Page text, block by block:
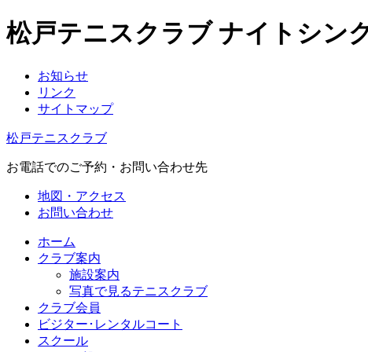
松戸テニスクラブ ナイトシン
お知らせ
リンク
サイトマップ
松戸テニスクラブ
お電話でのご予約・お問い合わせ先
地図・アクセス
お問い合わせ
ホーム
クラブ案内
施設案内
写真で見るテニスクラブ
クラブ会員
ビジター･レンタルコート
スクール